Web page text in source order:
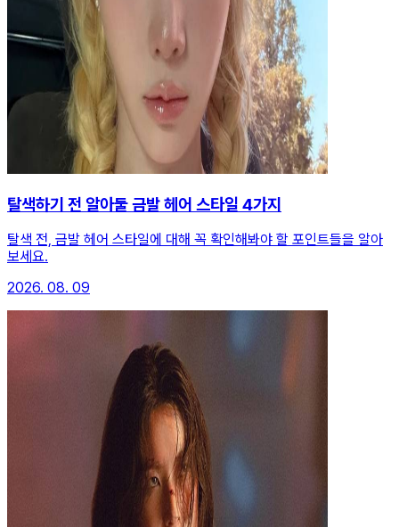
탈색하기 전 알아둘 금발 헤어 스타일 4가지
탈색 전, 금발 헤어 스타일에 대해 꼭 확인해봐야 할 포인트들을 알아
보세요.
2026. 08. 09